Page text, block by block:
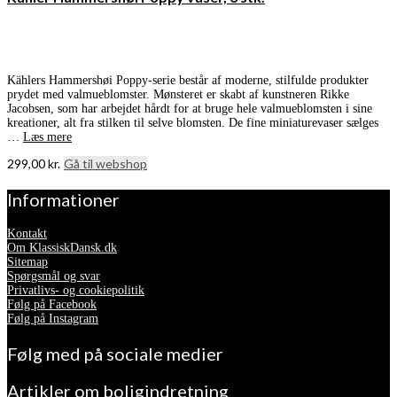
Kählers Hammershøi Poppy-serie består af moderne, stilfulde produkter
prydet med valmueblomster. Mønsteret er skabt af kunstneren Rikke
Jacobsen, som har arbejdet hårdt for at bruge hele valmueblomsten i sine
kreationer, alt fra stilken til selve blomsten. De fine miniaturevaser sælges
… Læs mere
299,00kr. Gå til webshop
Informationer
Kontakt
Om KlassiskDansk.dk
Sitemap
Spørgsmål og svar
Privatlivs- og cookiepolitik
Følg på Facebook
Følg på Instagram
Følg med på sociale medier
Artikler om boligindretning